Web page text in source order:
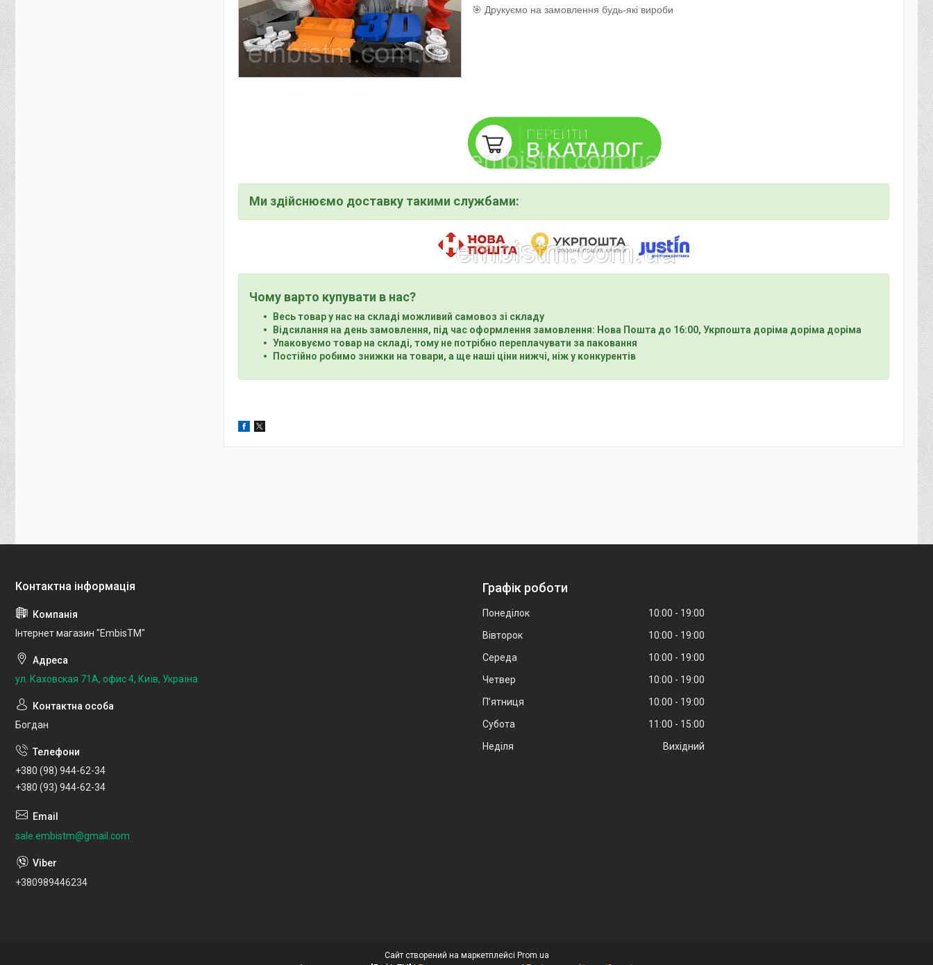
🎯 Друкуємо на замовлення будь-які вироби
Ми здійснюємо доставку такими службами:
Чому варто купувати в нас?
Весь товар у нас на складі можливий самовоз зі складу
Відсилання на день замовлення, під час оформлення замовлення: Нова Пошта до 16:00, Укрпошта доріма доріма доріма
Упаковуємо товар на складі, тому не потрібно переплачувати за паковання
Постійно робимо знижки на товари, а ще наші ціни нижчі, ніж у конкурентів
Інтернет магазин "EmbisTM"
ул. Каховская 71А, офис 4, Київ, Україна
Богдан
+380 (98) 944-62-34
+380 (93) 944-62-34
sale.embistm@gmail.com
+380989446234
Графік роботи
Понеділок 10:00
19:00
Вівторок
10:00
19:00
Середа
10:00
19:00
Четвер
10:00
19:00
Пʼятниця
10:00
19:00
Субота
11:00
15:00
Неділя
Вихідний
Сайт створений на маркетплейсі Prom.ua